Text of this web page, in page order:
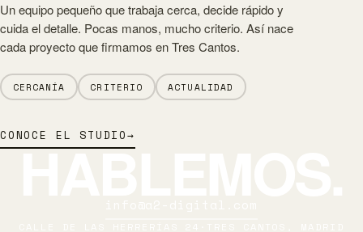
Un equipo pequeño que trabaja cerca, decide rápido y
cuida el detalle. Pocas manos, mucho criterio. Así nace
cada proyecto que firmamos en Tres Cantos.
CERCANÍA CRITERIO ACTUALIDAD
CONOCE EL STUDIO→
HABLEMOS.